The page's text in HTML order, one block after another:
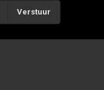
Verstuur